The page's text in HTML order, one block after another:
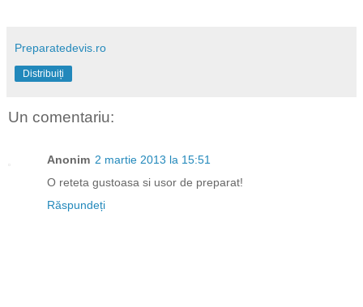
Preparatedevis.ro
Distribuiți
Un comentariu:
Anonim 2 martie 2013 la 15:51
O reteta gustoasa si usor de preparat!
Răspundeți